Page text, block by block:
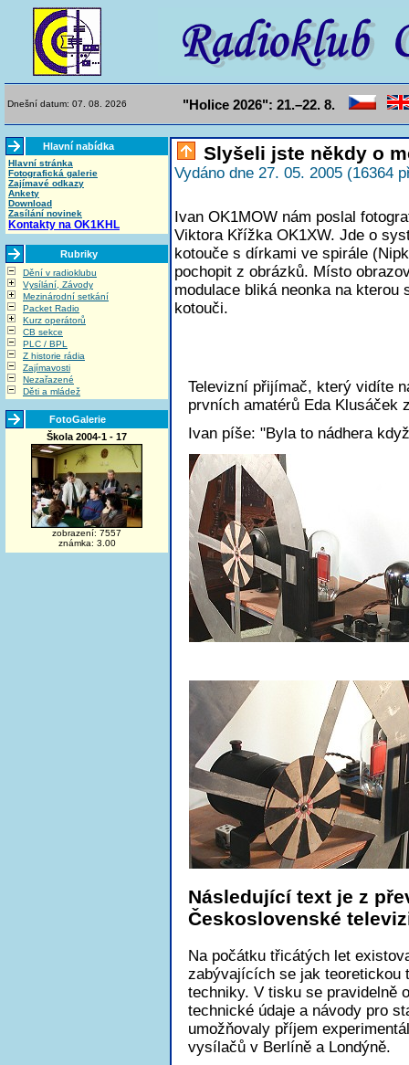
Dnešní datum: 07. 08. 2026 "Holice 2026": 21.–22. 8.
Hlavní nabídka
Hlavní stránka
Fotografická galerie
Zajímavé odkazy
Ankety
Download
Zasílání novinek
Kontakty na OK1KHL
Rubriky
Dění v radioklubu
Vysílání, Závody
Mezinárodní setkání
Packet Radio
Kurz operátorů
CB sekce
PLC / BPL
Z historie rádia
Zajímavosti
Nezařazené
Děti a mládež
FotoGalerie
Škola 2004-1 - 17
zobrazení: 7557
známka: 3.00
Slyšeli jste někdy o
Vydáno dne 27. 05. 2005 (16364
Ivan OK1MOW nám poslal
Viktora Křížka OK1XW. Jde o
kotouče s dírkami ve spirále
pochopit z obrázků. Místo
modulace bliká neonka na
kotouči.
Televizní přijímač, který vidíte
prvních amatérů Eda Klusáček
Ivan píše: "Byla to nádhera
Následující text je z
Československé
Na počátku třicátých let
zabývajících se jak teoretickou
techniky. V tisku se pravidelně
technické údaje a návody pro
umožňovaly příjem
vysílačů v Berlíně a Londýně.